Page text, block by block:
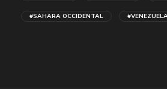
#SAHARA OCCIDENTAL